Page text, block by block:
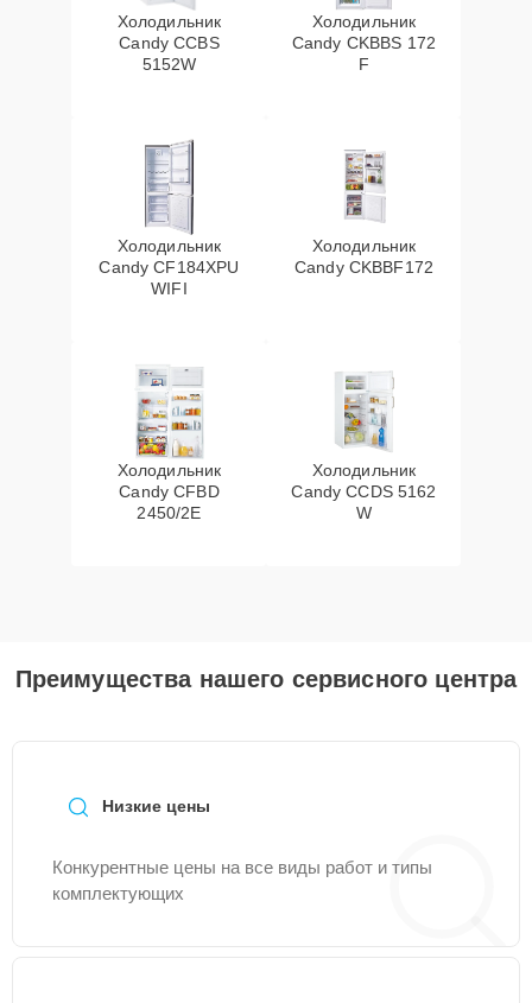
Холодильник
Candy CCBS
5152W
Холодильник
Candy CKBBS 172
F
Холодильник
Candy CF184XPU
WIFI
Холодильник
Candy CKBBF172
Холодильник
Candy CFBD
2450/2E
Холодильник
Candy CCDS 5162
W
Преимущества нашего сервисного центра
Низкие цены
Конкурентные цены на все виды работ и типы
комплектующих